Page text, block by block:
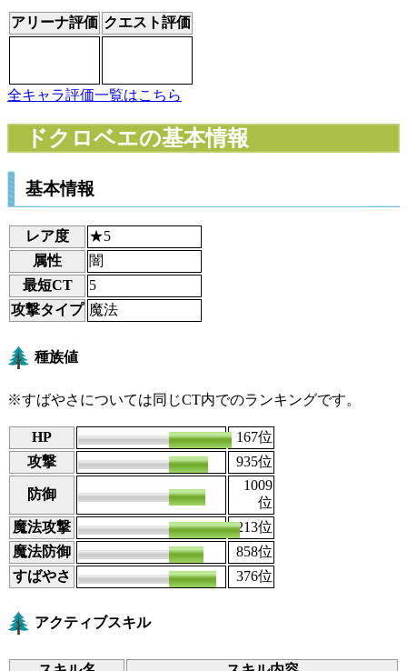
アリーナ評価 クエスト評価
全キャラ評価一覧はこちら
ドクロベエの基本情報
基本情報
レア度
★5
属性
闇
最短CT
5
攻撃タイプ 魔法
種族値
※すばやさについては同じCT内でのランキングです。
HP 130 167位
攻撃
80 935位
防御 83
1009
位
魔法攻撃
140 213位
魔法防御
87 858位
すばやさ
80 376位
アクティブスキル